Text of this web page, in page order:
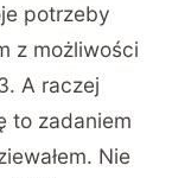
potrzeby
z możliwości
A raczej
to zadaniem
Nie